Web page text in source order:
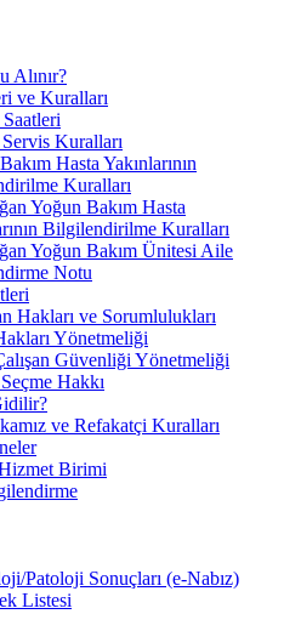
Alınır?
ve Kuralları
Kuralları
Hasta Yakınlarının
Kuralları
Yoğun Bakım Hasta
Bilgilendirilme Kuralları
Yoğun Bakım Ünitesi Aile
Notu
Hakları ve Sorumlulukları
Yönetmeliği
Güvenliği Yönetmeliği
Hakkı
ve Refakatçi Kuralları
Birimi
Patoloji Sonuçları (e-Nabız)
Listesi